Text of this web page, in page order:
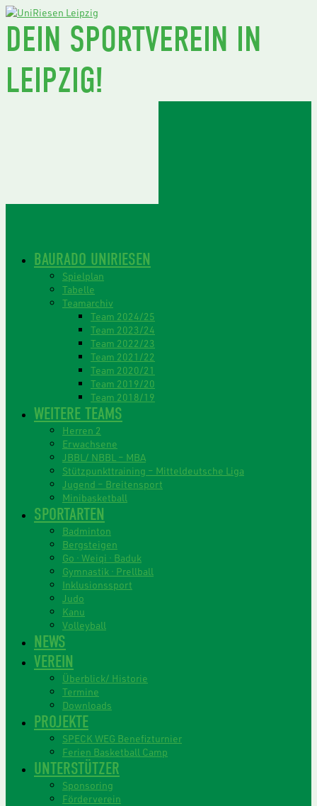
DEIN SPORTVEREIN IN
LEIPZIG!
BAURADO UNIRIESEN
Spielplan
Tabelle
Teamarchiv
Team 2024/25
Team 2023/24
Team 2022/23
Team 2021/22
Team 2020/21
Team 2019/20
Team 2018/19
WEITERE TEAMS
Herren 2
Erwachsene
JBBL/ NBBL – MBA
Stützpunkttraining – Mitteldeutsche Liga
Jugend – Breitensport
Minibasketball
SPORTARTEN
Badminton
Bergsteigen
Go · Weiqi · Baduk
Gymnastik · Prellball
Inklusionssport
Judo
Kanu
Volleyball
NEWS
VEREIN
Überblick/ Historie
Termine
Downloads
PROJEKTE
SPECK WEG Benefizturnier
Ferien Basketball Camp
UNTERSTÜTZER
Sponsoring
Förderverein